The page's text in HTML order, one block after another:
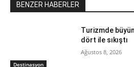
BENZER HABERLER
Destinasyon
Turizmde
dört ile sıkıştı
Ağustos 8, 2026